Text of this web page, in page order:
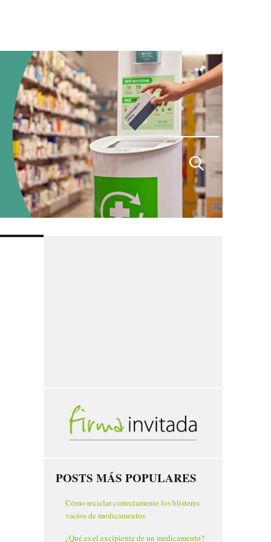
Buscar
por:
POSTS MÁS POPULARES
Cómo reciclar correctamente los blísteres
vacíos de medicamentos
¿Qué es el excipiente de un medicamento?